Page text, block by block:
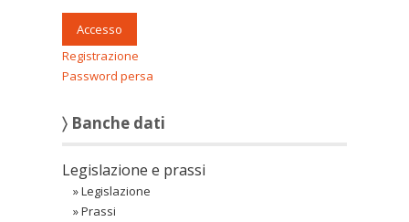
Accesso
Registrazione
Password persa
〉 Banche dati
Legislazione e prassi
»Legislazione
»Prassi